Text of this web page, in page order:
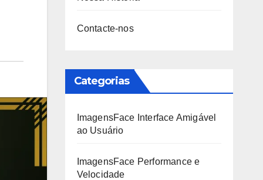
Contacte-nos
Categorias
ImagensFace Interface Amigável
ao Usuário
ImagensFace Performance e
Velocidade